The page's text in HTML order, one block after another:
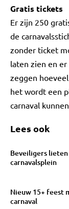
Gratis tickets
Er zijn 250
de
zonder ticket
laten zien en er
zeggen
het wordt een
carnaval
Lees ook
Beveiligers
carnavalsplein
Nieuw 15+ feest
carnaval